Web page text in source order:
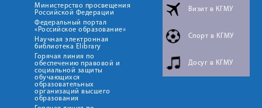
Министерство просвещения
Российской Федерации
Федеральный портал
«Российское образование»
Научная электронная
библиотека Elibrary
Горячая линия по
обеспечению правовой и
социальной защиты
обучающихся
образовательных
организаций высшего
образования
Визит в КГМУ
Спорт в КГМУ
Досуг в КГМУ